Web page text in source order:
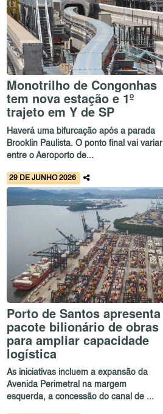
Monotrilho de Congonhas
tem nova estação e 1º
trajeto em Y de SP
Haverá uma bifurcação após a parada
Brooklin Paulista. O ponto final vai variar
entre o Aeroporto de...
29 DE JUNHO 2026
Porto de Santos apresenta
pacote bilionário de obras
para ampliar capacidade
logística
As iniciativas incluem a expansão da
Avenida Perimetral na margem
esquerda, a concessão do canal de ...